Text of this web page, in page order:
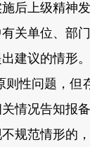
上级精神发
单位、部门
议的情形。
问题，但存
情况告知报备
范情形的，